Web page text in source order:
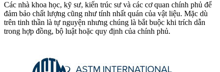
Các nhà khoa học, kỹ sư, kiến trúc sư và các cơ quan chính phủ để
đảm bảo chất lượng cũng như tính nhất quán của vật liệu. Mặc dù
trên tinh thần là tự nguyện nhưng chúng là bắt buộc khi trích dẫn
trong hợp đồng, bộ luật hoặc quy định của chính phủ.